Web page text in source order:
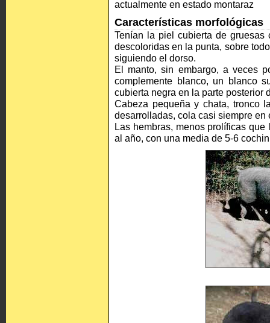
actualmente en estado montaraz
Características morfológicas
Tenían la piel cubierta de gruesas
descoloridas en la punta, sobre
siguiendo el dorso.
El manto, sin embargo, a veces
complemente blanco, un blanco
cubierta negra en la parte posterior
Cabeza pequeña y chata, tronco
desarrolladas, cola casi siempre en
Las hembras, menos prolíficas
al año, con una media de 5-6